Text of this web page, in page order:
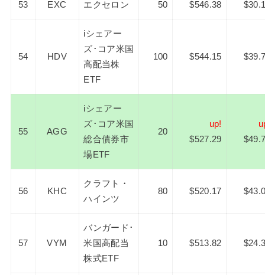
53 EXC エクセロン 50 $546.38
54 HDV
iシェアー
ズ･コア米国
高配当株
ETF
100 $544.15
55 AGG
iシェアー
ズ･コア米国
総合債券市
場ETF
20
up!
$527.29
56 KHC
クラフト・
ハインツ
80 $520.17
57 VYM
バンガード･
米国高配当
株式ETF
10 $513.82